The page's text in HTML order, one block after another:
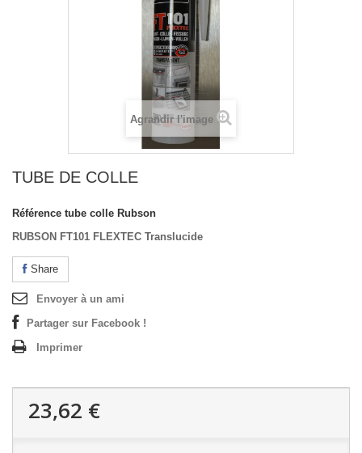
Agrandir l'image
TUBE DE COLLE
Référence tube colle Rubson
RUBSON FT101 FLEXTEC Translucide
Share
Envoyer à un ami
Partager sur Facebook !
Imprimer
23,62 €